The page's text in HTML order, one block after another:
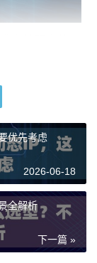
务地理定位
IP高频访问、
身是一种技
龙海外动态I
一步模拟真实
。
合规？以下
优先考虑
2026-06-18
全解析
下一篇 »